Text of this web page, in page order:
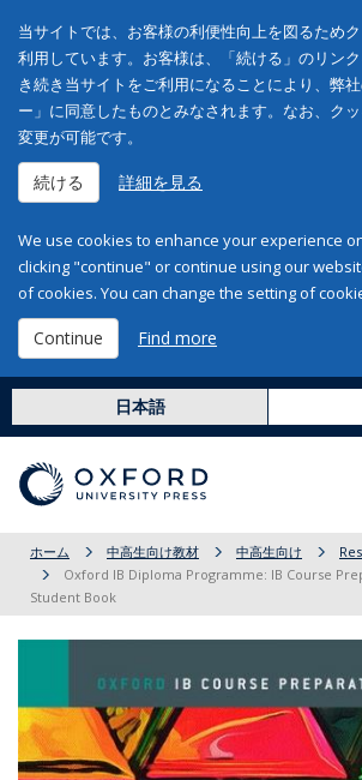
当サイトでは、お客様の利便性向上を図るため
利用しています。お客様は、「続ける」のリン
き続き当サイトをご利用になることにより、弊
ー」に同意したものとみなされます。なお、ク
変更が可能です。
続ける 詳細を見る
We use cookies to enhance your experience
clicking "continue" or continue using our
of cookies. You can change the setting of
Continue Find more
日本語
ホーム 中高生向け教材 中高生向け
Oxford IB Diploma Programme: IB Course
Student Book